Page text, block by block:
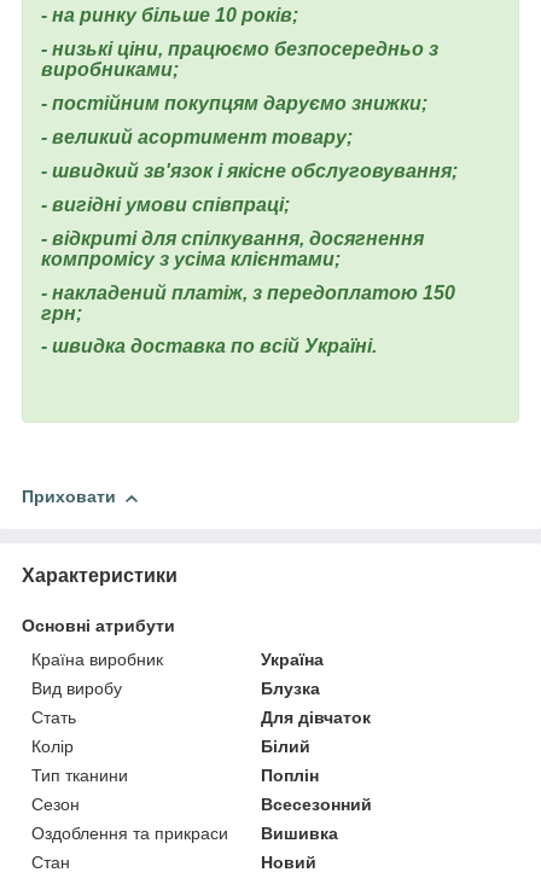
- на ринку більше 10 років;
- низькі ціни, працюємо безпосередньо з
виробниками;
- постійним покупцям даруємо знижки;
- великий асортимент товару;
- швидкий зв'язок і якісне обслуговування;
- вигідні умови співпраці;
- відкриті для спілкування, досягнення
компромісу з усіма клієнтами;
- накладений платіж, з передоплатою 150
грн;
- швидка доставка по всій Україні.
Приховати
Характеристики
Основні атрибути
Країна виробник
Україна
Вид виробу
Блузка
Стать
Для дівчаток
Колір
Білий
Тип тканини
Поплін
Сезон
Всесезонний
Оздоблення та прикраси
Вишивка
Стан
Новий